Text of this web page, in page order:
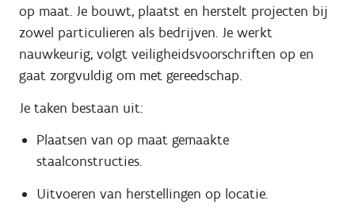
op maat. Je bouwt, plaatst en herstelt projecten bij
zowel particulieren als bedrijven. Je werkt
nauwkeurig, volgt veiligheidsvoorschriften op en
gaat zorgvuldig om met gereedschap.
Je taken bestaan uit:
Plaatsen van op maat gemaakte
staalconstructies.
Uitvoeren van herstellingen op locatie.